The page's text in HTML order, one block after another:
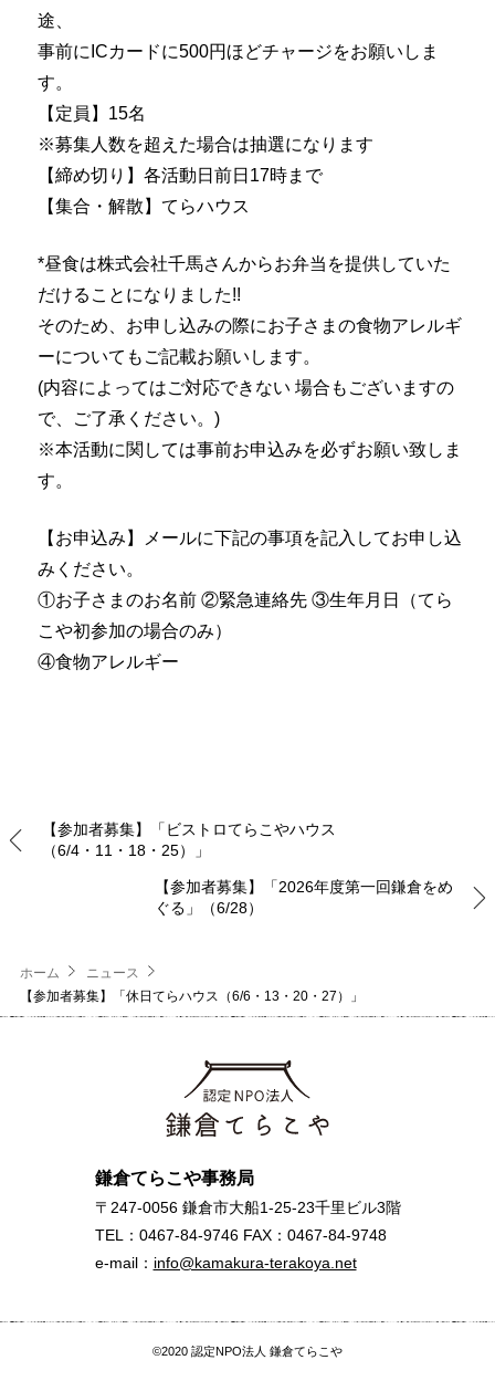
途、
事前にICカードに500円ほどチャージをお願いしま
す。
【定員】15名
※募集人数を超えた場合は抽選になります
【締め切り】各活動日前日17時まで
【集合・解散】てらハウス
*昼食は株式会社千馬さんからお弁当を提供していた
だけることになりました!!
そのため、お申し込みの際にお子さまの食物アレルギ
ーについてもご記載お願いします。
(内容によってはご対応できない 場合もございますの
で、ご了承ください。)
※本活動に関しては事前お申込みを必ずお願い致しま
す。
【お申込み】メールに下記の事項を記入してお申し込
みください。
①お子さまのお名前 ②緊急連絡先 ③生年月日（てら
こや初参加の場合のみ）
④食物アレルギー
【参加者募集】「ビストロてらこやハウス
（6/4・11・18・25）」
【参加者募集】「2026年度第一回鎌倉をめ
ぐる」（6/28）
ホーム
ニュース
【参加者募集】「休日てらハウス（6/6・13・20・27）」
鎌倉てらこや事務局
〒247-0056 鎌倉市大船1-25-23千里ビル3階
TEL：0467-84-9746 FAX：0467-84-9748
e-mail： info@kamakura-terakoya.net
©2020 認定NPO法人 鎌倉てらこや